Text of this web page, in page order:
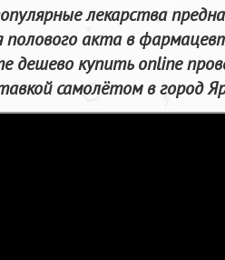
лекарства
акта в
дешево купить online
самолётом в город